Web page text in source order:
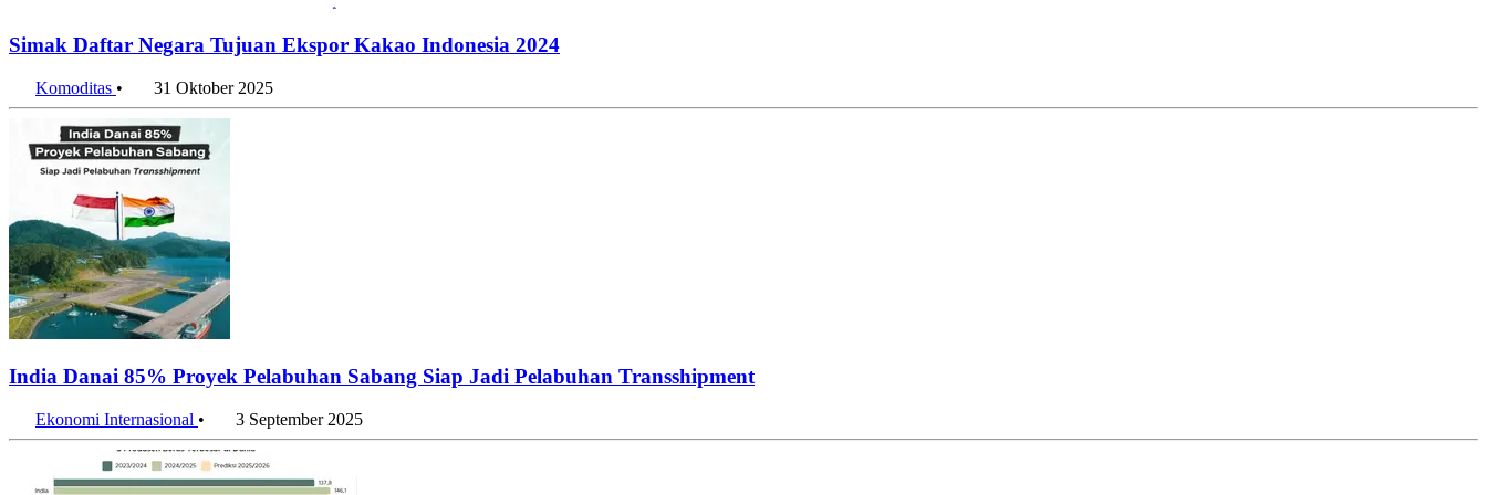
Simak Daftar Negara Tujuan Ekspor Kakao Indonesia 2024
Komoditas • 31 Oktober 2025
India Danai 85% Proyek Pelabuhan Sabang Siap Jadi Pelabuhan Transshipment
Ekonomi Internasional • 3 September 2025